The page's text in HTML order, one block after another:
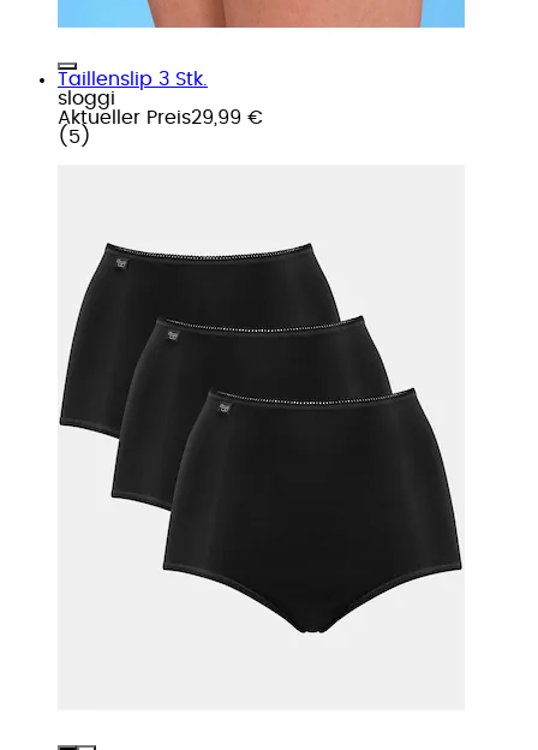
Taillenslip 3 Stk.
sloggi
Aktueller Preis29,99 €
( 5 )